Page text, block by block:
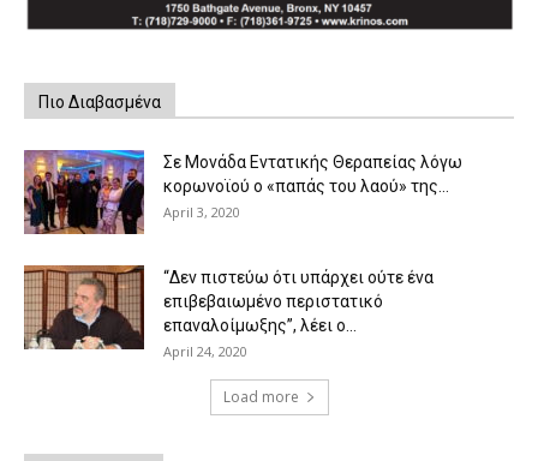
Πιο Διαβασμένα
Σε Μονάδα Εντατικής Θεραπείας λόγω
κορωνοϊού ο «παπάς του λαού» της...
April 3, 2020
“Δεν πιστεύω ότι υπάρχει ούτε ένα
επιβεβαιωμένο περιστατικό
επαναλοίμωξης”, λέει ο...
April 24, 2020
Load more